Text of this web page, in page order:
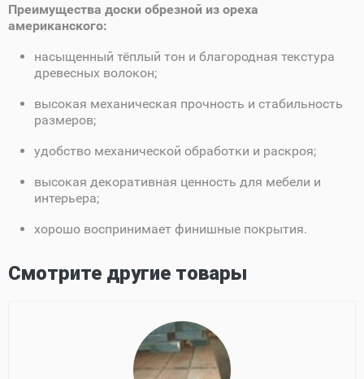
Преимущества доски обрезной из ореха
американского:
насыщенный тёплый тон и благородная текстура
древесных волокон;
высокая механическая прочность и стабильность
размеров;
удобство механической обработки и раскроя;
высокая декоративная ценность для мебели и
интерьера;
хорошо воспринимает финишные покрытия.
Смотрите другие товары